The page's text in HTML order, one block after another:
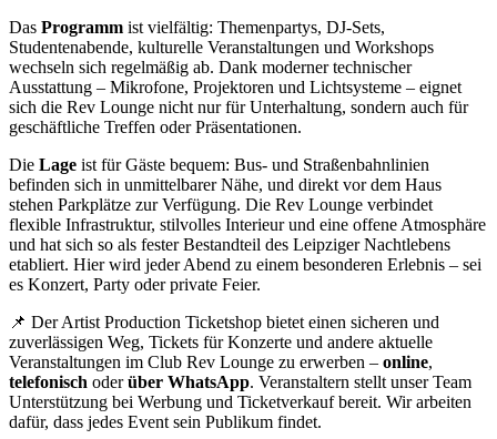
Das Programm ist vielfältig: Themenpartys, DJ‑Sets,
Studentenabende, kulturelle Veranstaltungen und Workshops
wechseln sich regelmäßig ab. Dank moderner technischer
Ausstattung – Mikrofone, Projektoren und Lichtsysteme – eignet
sich die Rev Lounge nicht nur für Unterhaltung, sondern auch für
geschäftliche Treffen oder Präsentationen.
Die Lage ist für Gäste bequem: Bus‑ und Straßenbahnlinien
befinden sich in unmittelbarer Nähe, und direkt vor dem Haus
stehen Parkplätze zur Verfügung. Die Rev Lounge verbindet
flexible Infrastruktur, stilvolles Interieur und eine offene Atmosphäre
und hat sich so als fester Bestandteil des Leipziger Nachtlebens
etabliert. Hier wird jeder Abend zu einem besonderen Erlebnis – sei
es Konzert, Party oder private Feier.
📌 Der Artist Production Ticketshop bietet einen sicheren und
zuverlässigen Weg, Tickets für Konzerte und andere aktuelle
Veranstaltungen im Club Rev Lounge zu erwerben – online,
telefonisch oderüber WhatsApp. Veranstaltern stellt unser Team
Unterstützung bei Werbung und Ticketverkauf bereit. Wir arbeiten
dafür, dass jedes Event sein Publikum findet.